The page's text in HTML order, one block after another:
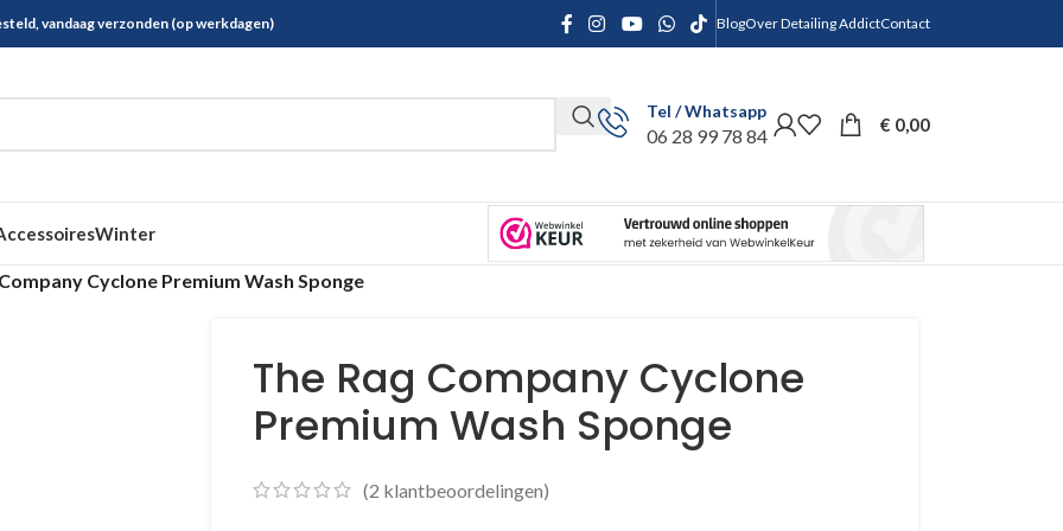
vandaag verzonden (op werkdagen) BlogOver Detailing AddictContact
Tel / Whatsapp
06 28 99 78 84
€ 0,00
Winter
Cyclone Premium Wash Sponge
The Rag Company Cyclone
Premium Wash Sponge
(2 klantbeoordelingen)